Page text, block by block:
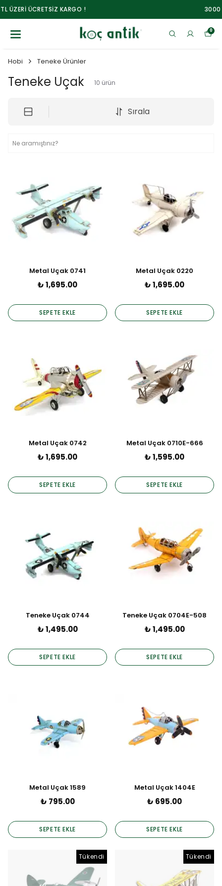
3000 TL ÜZERİ ÜCRETSİZ KARGO !
0
Hobi Teneke Ürünler
Teneke Uçak 10 ürün
Sırala
Metal Uçak 0741
₺ 1,695.00
SEPETE EKLE
Metal Uçak 0220
₺ 1,695.00
SEPETE EKLE
Metal Uçak 0742
₺ 1,695.00
SEPETE EKLE
Metal Uçak 0710E-666
₺ 1,595.00
SEPETE EKLE
Teneke Uçak 0744
₺ 1,495.00
SEPETE EKLE
Teneke Uçak 0704E-508
₺ 1,495.00
SEPETE EKLE
Metal Uçak 1589
₺ 795.00
SEPETE EKLE
Metal Uçak 1404E
₺ 695.00
SEPETE EKLE
Tükendi Tükendi